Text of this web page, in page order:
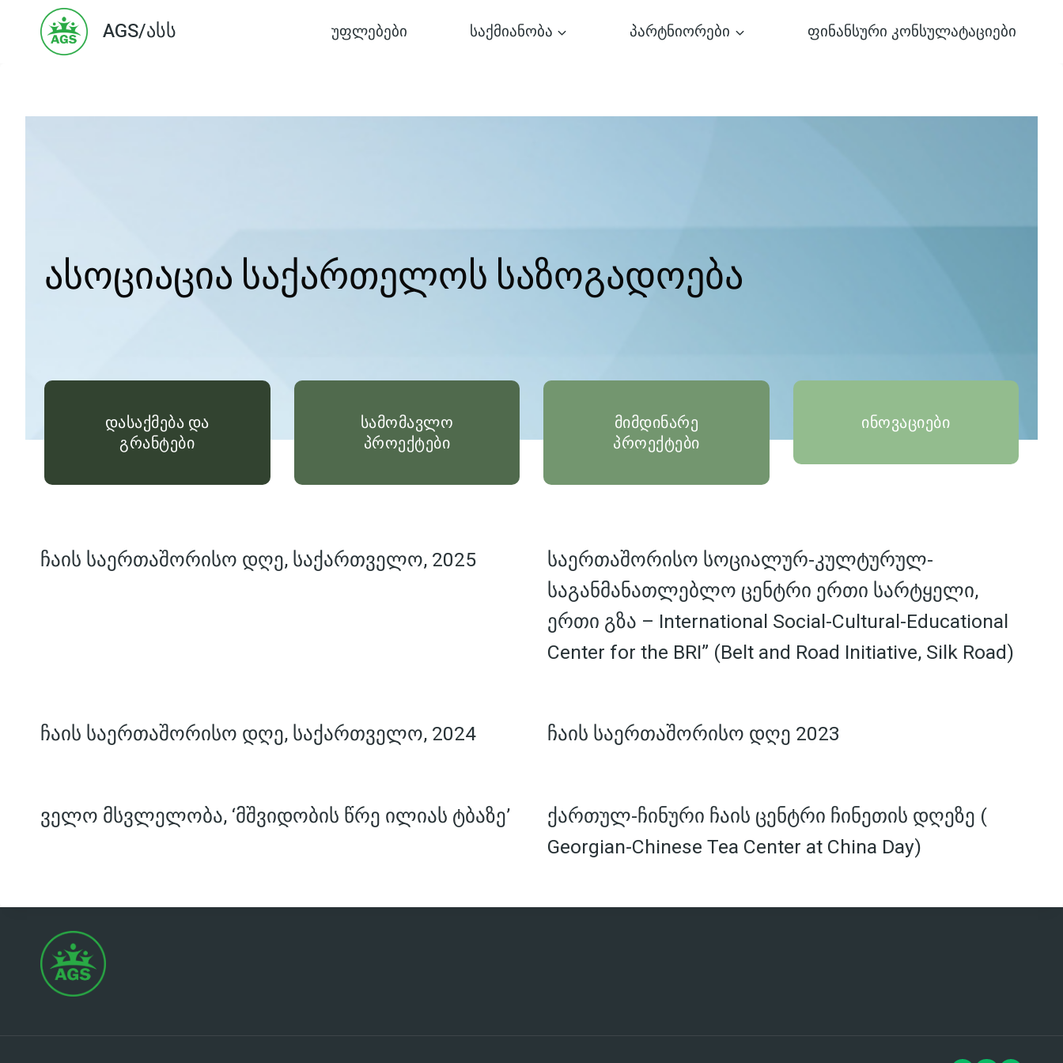
AGS/ასს უფლებები საქმიანობა პარტნიორები ფინანსური კონსულატაციები
ასოციაცია საქართელოს საზოგადოება
დასაქმება და
გრანტები
სამომავლო
პროექტები
მიმდინარე
პროექტები
ინოვაციები
ჩაის საერთაშორისო დღე, საქართველო, 2025
საერთაშორისო სოციალურ-კულტურულ-
საგანმანათლებლო ცენტრი ერთი სარტყელი,
ერთი გზა – International Social-Cultural-Educational
Center for the BRI” (Belt and Road Initiative, Silk Road)
ჩაის საერთაშორისო დღე, საქართველო, 2024 ჩაის საერთაშორისო დღე 2023
ველო მსვლელობა, ‘მშვიდობის წრე ილიას ტბაზე’
ქართულ-ჩინური ჩაის ცენტრი ჩინეთის დღეზე (
Georgian-Chinese Tea Center at China Day)